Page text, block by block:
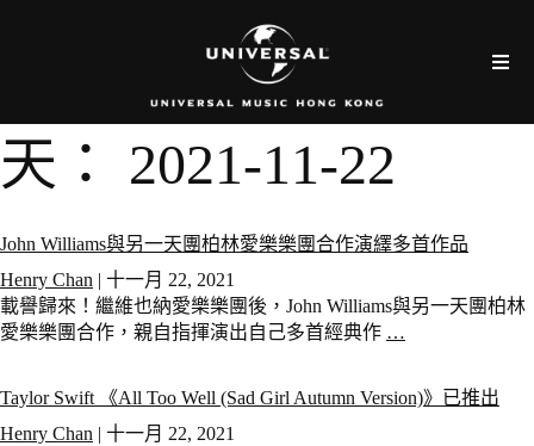
天： 2021-11-22
John Williams與另一天團柏林愛樂樂團合作演繹多首作品
Henry Chan | 十一月 22, 2021
載譽歸來！繼維也納愛樂樂團後，John Williams與另一天團柏林
愛樂樂團合作，親自指揮演出自己多首經典作 …
Taylor Swift 《All Too Well (Sad Girl Autumn Version)》已推出
Henry Chan | 十一月 22, 2021